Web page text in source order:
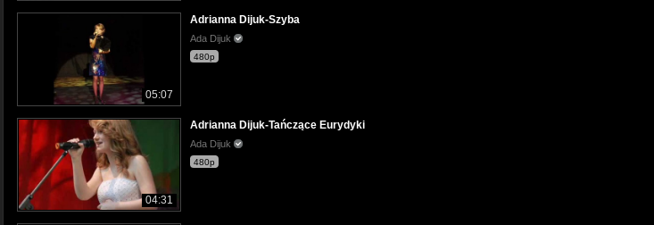
05:07
Adrianna Dijuk-Szyba
Ada Dijuk
480p
04:31
Adrianna Dijuk-Tańczące Eurydyki
Ada Dijuk
480p